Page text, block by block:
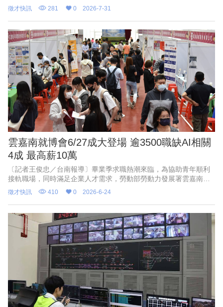
即日起於全台增聘百名貨車及機車配送司機，並同步開放彈性兼職
職缺；該公司指出，6
徵才快訊 281 0 2026-7-31
雲嘉南就博會6/27成大登場 逾3500職缺AI相關
4成 最高薪10萬
〔記者王俊忠／台南報導〕畢業季求職熱潮來臨，為協助青年順利
接軌職場，同時滿足企業人才需求，勞動部勞動力發展署雲嘉南分
署將於6月27日上午10時至下午3時，在成功大學中正堂舉辦「2026
雲嘉南區就業博覽
徵才快訊 410 0 2026-6-24